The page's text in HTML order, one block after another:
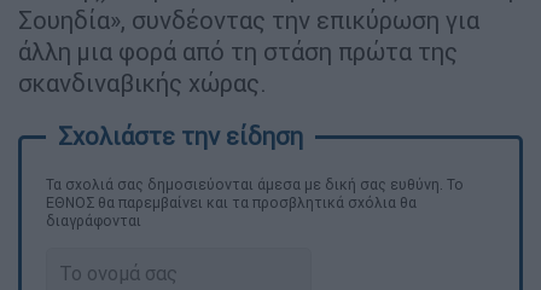
Σουηδία», συνδέοντας την επικύρωση για
άλλη μια φορά από τη στάση πρώτα της
σκανδιναβικής χώρας.
Τα σχολιά σας δημοσιεύονται άμεσα με δική σας ευθύνη. Το
ΕΘΝΟΣ θα παρεμβαίνει και τα προσβλητικά σχόλια θα
διαγράφονται